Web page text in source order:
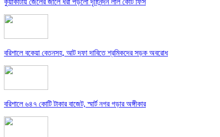
কুয়াকাটায় জেলের জালে ধরা পড়লো দৃষ্টিনন্দন লাল কোট ফিস
বরিশালে বকেয়া বেতনসহ, আট দফা দাবিতে শ্রমিকদের সড়ক অবরোধ
বরিশালে ৬৪৭ কোটি টাকার বাজেট, স্মার্ট নগর গড়ার অঙ্গীকার